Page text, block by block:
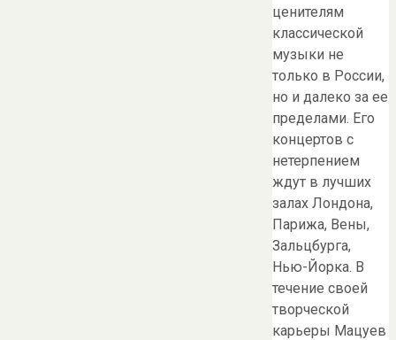
ценителям
классической
музыки не
только в России,
но и далеко за ее
пределами. Его
концертов с
нетерпением
ждут в лучших
залах Лондона,
Парижа, Вены,
Зальцбурга,
Нью-Йорка. В
течение своей
творческой
карьеры Мацуев